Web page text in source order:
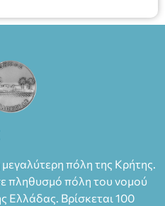
μεγαλύτερη πόλη της Κρήτης.
πληθυσμό πόλη του νομού
Ελλάδας. Βρίσκεται 100